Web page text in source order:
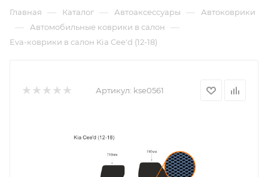
Главная — Каталог — Автоаксессуары — Автоковрики
— Автомобильные коврики в салон —
Eva-коврики в салон Kia Cee'd (12-18)
Артикул: kse0561